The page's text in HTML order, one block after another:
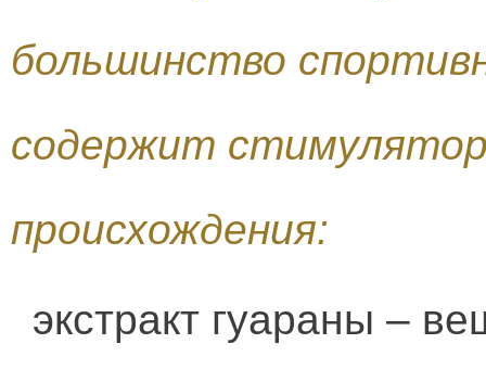
большинство
содержит
происхождения:
экстракт гуараны –